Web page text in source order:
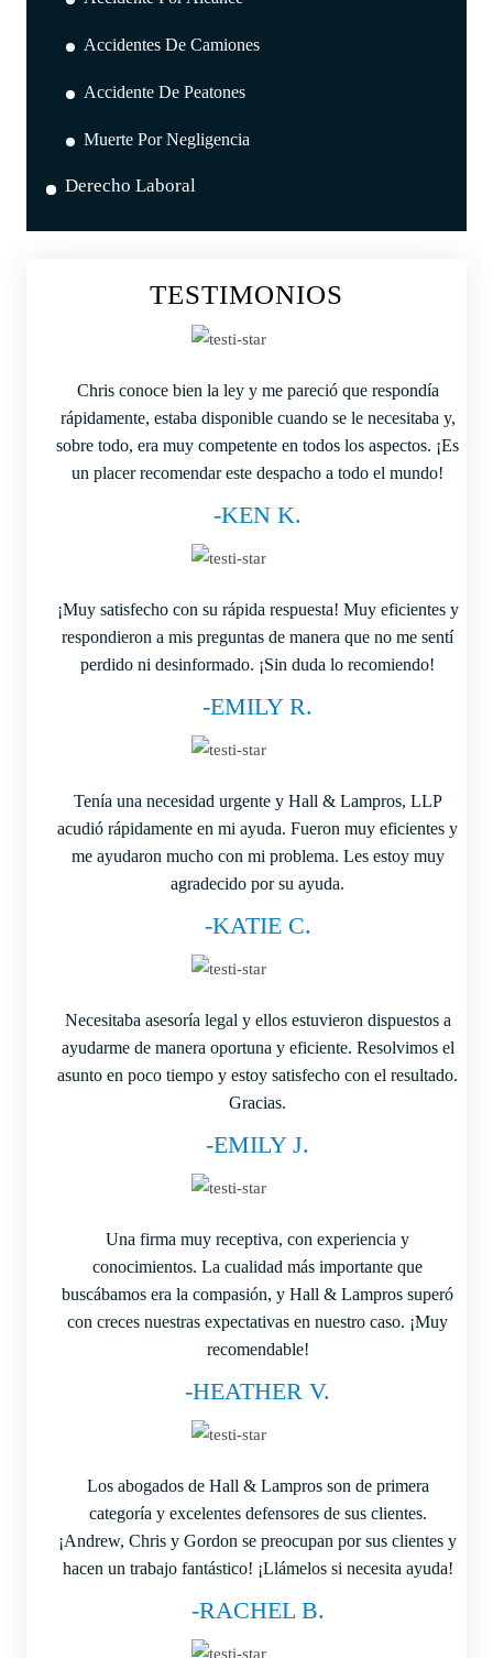
Accidentes De Camiones
Accidente De Peatones
Muerte Por Negligencia
Derecho Laboral
TESTIMONIOS
Chris conoce bien la ley y me pareció que respondía
rápidamente, estaba disponible cuando se le necesitaba y,
sobre todo, era muy competente en todos los aspectos. ¡Es
un placer recomendar este despacho a todo el mundo!
-KEN K.
¡Muy satisfecho con su rápida respuesta! Muy eficientes y
respondieron a mis preguntas de manera que no me sentí
perdido ni desinformado. ¡Sin duda lo recomiendo!
-EMILY R.
Tenía una necesidad urgente y Hall & Lampros, LLP
acudió rápidamente en mi ayuda. Fueron muy eficientes y
me ayudaron mucho con mi problema. Les estoy muy
agradecido por su ayuda.
-KATIE C.
Necesitaba asesoría legal y ellos estuvieron dispuestos a
ayudarme de manera oportuna y eficiente. Resolvimos el
asunto en poco tiempo y estoy satisfecho con el resultado.
Gracias.
-EMILY J.
Una firma muy receptiva, con experiencia y
conocimientos. La cualidad más importante que
buscábamos era la compasión, y Hall & Lampros superó
con creces nuestras expectativas en nuestro caso. ¡Muy
recomendable!
-HEATHER V.
Los abogados de Hall & Lampros son de primera
categoría y excelentes defensores de sus clientes.
¡Andrew, Chris y Gordon se preocupan por sus clientes y
hacen un trabajo fantástico! ¡Llámelos si necesita ayuda!
-RACHEL B.